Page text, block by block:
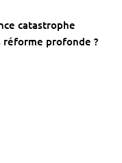
catastrophe
réforme profonde ?